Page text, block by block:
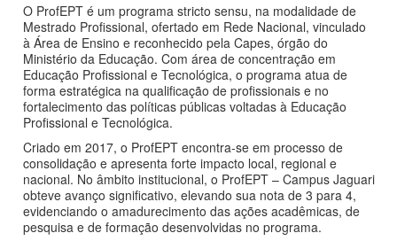
O ProfEPT é um programa stricto sensu, na modalidade de
Mestrado Profissional, ofertado em Rede Nacional, vinculado
à Área de Ensino e reconhecido pela Capes, órgão do
Ministério da Educação. Com área de concentração em
Educação Profissional e Tecnológica, o programa atua de
forma estratégica na qualificação de profissionais e no
fortalecimento das políticas públicas voltadas à Educação
Profissional e Tecnológica.
Criado em 2017, o ProfEPT encontra-se em processo de
consolidação e apresenta forte impacto local, regional e
nacional. No âmbito institucional, o ProfEPT – Campus Jaguari
obteve avanço significativo, elevando sua nota de 3 para 4,
evidenciando o amadurecimento das ações acadêmicas, de
pesquisa e de formação desenvolvidas no programa.